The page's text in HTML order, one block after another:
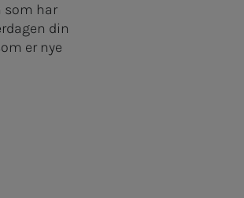
som har
din
er nye